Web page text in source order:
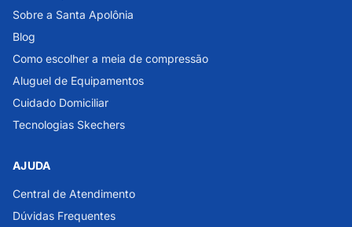
Sobre a Santa Apolônia
Blog
Como escolher a meia de compressão
Aluguel de Equipamentos
Cuidado Domiciliar
Tecnologias Skechers
AJUDA
Central de Atendimento
Dúvidas Frequentes